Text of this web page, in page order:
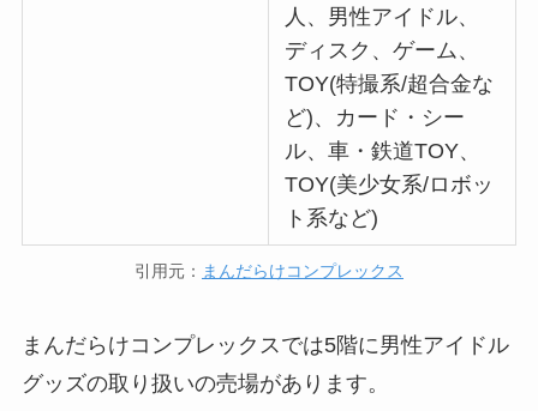
人、男性アイドル、
ディスク、ゲーム、
TOY(特撮系/超合金な
ど)、カード・シー
ル、車・鉄道TOY、
TOY(美少女系/ロボッ
ト系など)
引用元： まんだらけコンプレックス
まんだらけコンプレックスでは5階に男性アイドル
グッズの取り扱いの売場があります。